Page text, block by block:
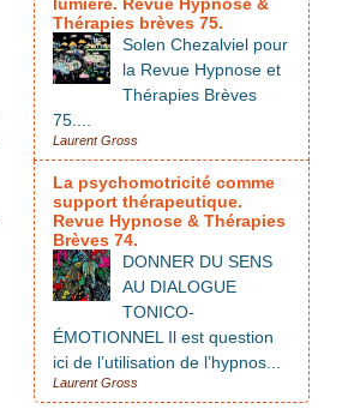
Thérapies brèves 75.
Solen Chezalviel pour
la Revue Hypnose et
Thérapies Brèves
75....
Laurent Gross
La psychomotricité comme
support thérapeutique.
Revue Hypnose & Thérapies
Brèves 74.
DONNER DU SENS
AU DIALOGUE
TONICO-
ÉMOTIONNEL Il est question
ici de l’utilisation de l’hypnos...
Laurent Gross